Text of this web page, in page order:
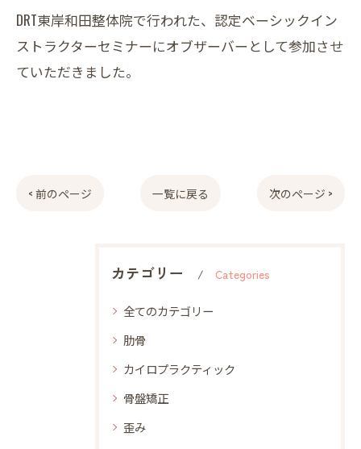
DRT東岸和田整体院で行われた、認定ベーシックイン
ストラクターセミナーにオブザーバーとして参加させ
ていただきました。
< 前のページ 一覧に戻る 次のページ >
カテゴリー Categories
全てのカテゴリー
肋骨
カイロプラクティック
骨盤矯正
歪み